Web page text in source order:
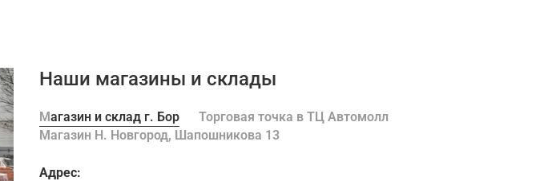
Наши магазины и склады
Магазин и склад г. Бор
Торговая точка в ТЦ Автомолл
Магазин Н. Новгород, Шапошникова 13
Адрес: